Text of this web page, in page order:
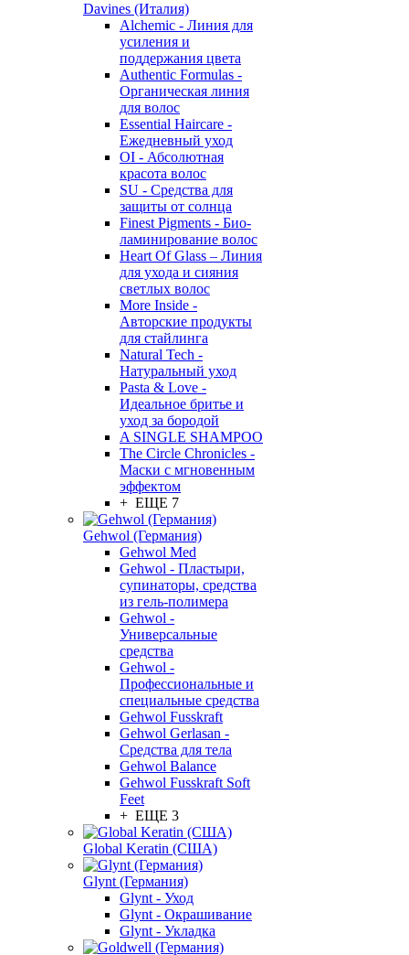
Davines (Италия)
Alchemic - Линия для
усиления и
поддержания цвета
Authentic Formulas -
Органическая линия
для волос
Essential Haircare -
Eжедневный уход
OI - Абсолютная
красота волос
SU - Средства для
защиты от солнца
Finest Pigments - Био-
ламинирование волос
Heart Of Glass – Линия
для ухода и сияния
светлых волос
More Inside -
Авторские продукты
для стайлинга
Natural Tech -
Натуральный уход
Pasta & Love -
Идеальное бритье и
уход за бородой
A SINGLE SHAMPOO
The Circle Chronicles -
Маски с мгновенным
эффектом
+ ЕЩЕ 7
Gehwol (Германия)
Gehwol Med
Gehwol - Пластыри,
супинаторы, средства
из гель-полимера
Gehwol -
Универсальные
средства
Gehwol -
Профессиональные и
специальные средства
Gehwol Fusskraft
Gehwol Gerlasan -
Средства для тела
Gehwol Balance
Gehwol Fusskraft Soft
Feet
+ ЕЩЕ 3
Global Keratin (США)
Glynt (Германия)
Glynt - Уход
Glynt - Окрашивание
Glynt - Укладка